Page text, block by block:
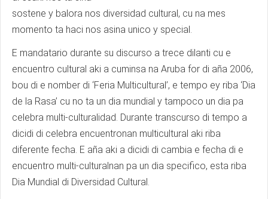
sostene y balora nos diversidad cultural, cu na mes
momento ta haci nos asina unico y special.
E mandatario durante su discurso a trece dilanti cu e
encuentro cultural aki a cuminsa na Aruba for di aña 2006,
bou di e nomber di ‘Feria Multicultural’, e tempo ey riba ‘Dia
de la Rasa’ cu no ta un dia mundial y tampoco un dia pa
celebra multi-culturalidad. Durante transcurso di tempo a
dicidi di celebra encuentronan multicultural aki riba
diferente fecha. E aña aki a dicidi di cambia e fecha di e
encuentro multi-culturalnan pa un dia specifico, esta riba
Dia Mundial di Diversidad Cultural.